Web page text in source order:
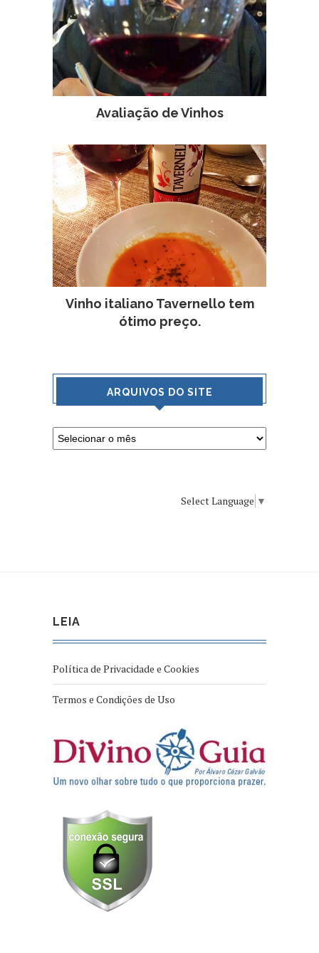
Avaliação de Vinhos
Vinho italiano Tavernello tem
ótimo preço.
ARQUIVOS DO SITE
Select Language ▼
LEIA
Política de Privacidade e Cookies
Termos e Condições de Uso